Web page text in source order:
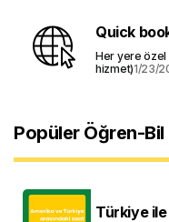
Quick
Her yere özel
hizmet)1/23/
Popüler Öğren-Bil
Türkiye